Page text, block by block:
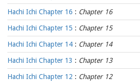
Hachi Ichi Chapter 16 : Chapter 16
Hachi Ichi Chapter 15 : Chapter 15
Hachi Ichi Chapter 14 : Chapter 14
Hachi Ichi Chapter 13 : Chapter 13
Hachi Ichi Chapter 12 : Chapter 12